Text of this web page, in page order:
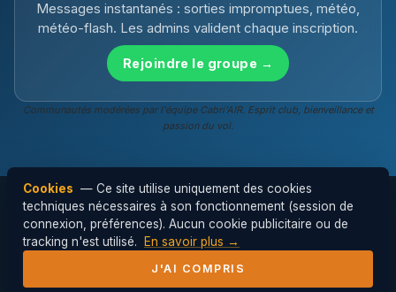
Messages instantanés : sorties impromptues, météo,
météo-flash. Les admins valident chaque inscription.
Rejoindre le groupe →
Communautés modérées par l'équipe Cabri'AIR. Esprit club, bienveillance et
passion du vol.
© 2026 Cabri'AIR — Club de parapente de
l'Hérault ·Mentions légales
Cookies — Ce site utilise uniquement des cookies
techniques nécessaires à son fonctionnement (session de
connexion, préférences). Aucun cookie publicitaire ou de
tracking n'est utilisé.
En savoir plus →
J'AI COMPRIS